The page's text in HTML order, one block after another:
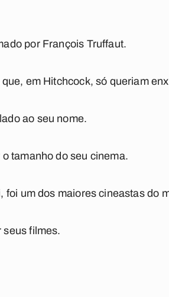
por François Truffaut.
em Hitchcock, só queriam
ao seu nome.
tamanho do seu cinema.
um dos maiores cineastas do
seus filmes.